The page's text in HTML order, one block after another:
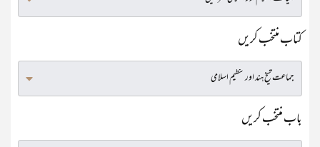
کتاب منتخب کریں
باب منتخب کریں